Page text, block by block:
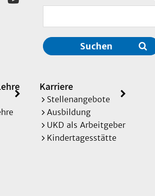
Suchen
Karriere
Stellenangebote
Ausbildung
UKD als Arbeitgeber
Kindertagesstätte